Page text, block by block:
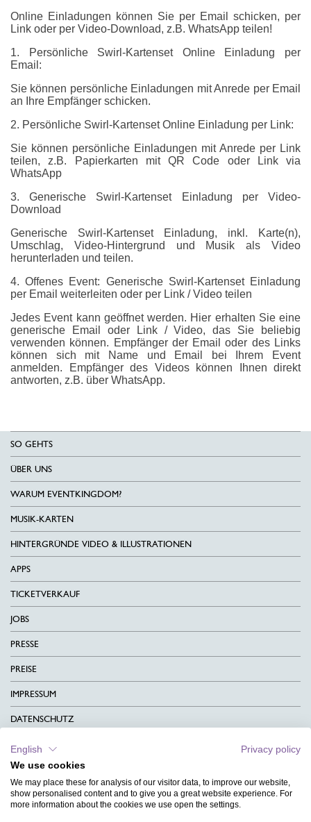
Online Einladungen können Sie per Email schicken, per
Link oder per Video-Download, z.B. WhatsApp teilen!
1. Persönliche Swirl-Kartenset Online Einladung per
Email:
Sie können persönliche Einladungen mit Anrede per Email
an Ihre Empfänger schicken.
2. Persönliche Swirl-Kartenset Online Einladung per Link:
Sie können persönliche Einladungen mit Anrede per Link
teilen, z.B. Papierkarten mit QR Code oder Link via
WhatsApp
3. Generische Swirl-Kartenset Einladung per Video-
Download
Generische Swirl-Kartenset Einladung, inkl. Karte(n),
Umschlag, Video-Hintergrund und Musik als Video
herunterladen und teilen.
4. Offenes Event: Generische Swirl-Kartenset Einladung
per Email weiterleiten oder per Link / Video teilen
Jedes Event kann geöffnet werden. Hier erhalten Sie eine
generische Email oder Link / Video, das Sie beliebig
verwenden können. Empfänger der Email oder des Links
können sich mit Name und Email bei Ihrem Event
anmelden. Empfänger des Videos können Ihnen direkt
antworten, z.B. über WhatsApp.
SO GEHTS
ÜBER UNS
WARUM EVENTKINGDOM?
MUSIK-KARTEN
HINTERGRÜNDE VIDEO & ILLUSTRATIONEN
APPS
TICKETVERKAUF
JOBS
PRESSE
PREISE
IMPRESSUM
DATENSCHUTZ
KONTAKT
AGB
CHARITY
English
Privacy policy
We use cookies
We may place these for analysis of our visitor data, to improve our website,
show personalised content and to give you a great website experience. For
more information about the cookies we use open the settings.